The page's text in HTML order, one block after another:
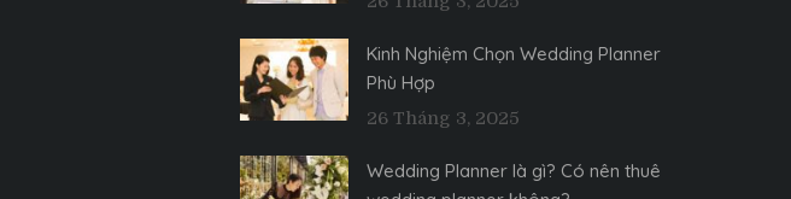
Kinh Nghiệm Chọn Wedding Planner
Phù Hợp
26 Tháng 3, 2025
Wedding Planner là gì? Có nên thuê